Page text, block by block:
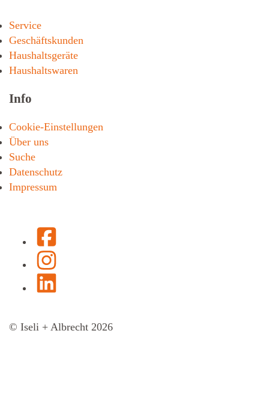
Service
Geschäftskunden
Haushaltsgeräte
Haushaltswaren
Info
Cookie-Einstellungen
Über uns
Suche
Datenschutz
Impressum
© Iseli + Albrecht 2026